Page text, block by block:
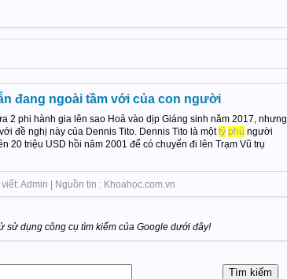
đang ngoài tầm với của con người
2 phi hành gia lên sao Hoả vào dịp Giáng sinh năm 2017, nhưng
đề nghị này của Dennis Tito. Dennis Tito là mộttỷ phú người
20 triệu USD hồi năm 2001 để có chuyến đi lên Trạm Vũ trụ
Admin | Nguồn tin : Khoahọc.com.vn
sử dụng công cụ tìm kiếm của Google dưới đây!